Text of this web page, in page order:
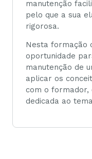
manutenção
pelo que a sua
rigorosa.
Nesta formação
oportunidade
manutenção de
aplicar os
com o
dedicada ao